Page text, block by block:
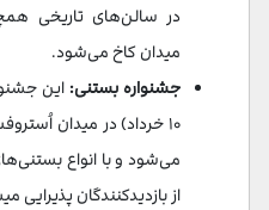
در سالن‌های تاریخی
میدان کاخ می‌شود.
جشنواره بستنی:
۱۰ خرداد) در میدان
می‌شود و با انواع
از بازدیدکنندگان پذیرایی